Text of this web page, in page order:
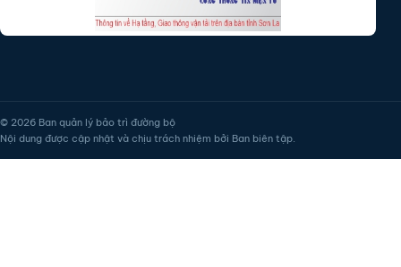
© 2026 Ban quản lý bảo trì đường bộ
Nội dung được cập nhật và chịu trách nhiệm bởi Ban biên tập.